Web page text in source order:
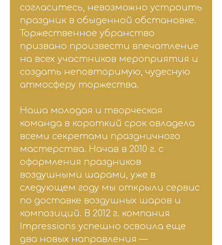
согласитесь, невозможно устроить
праздник в обыденной обстановке.
Торжественное убранство
призвано произвести впечатление
на всех участников мероприятия и
создать неповторимую, чудесную
атмосферу торжества.
Наша молодая и творческая
команда в короткий срок овладела
всеми секретами праздничного
мастерства. Начав в 2010 г. с
оформления праздников
воздушными шарами, уже в
следующем году мы открыли сервис
по доставке воздушных шаров и
композиций. В 2012 г. компания
Impressions успешно освоила еще
два новых направления —